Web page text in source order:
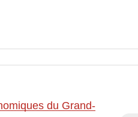
du Grand-